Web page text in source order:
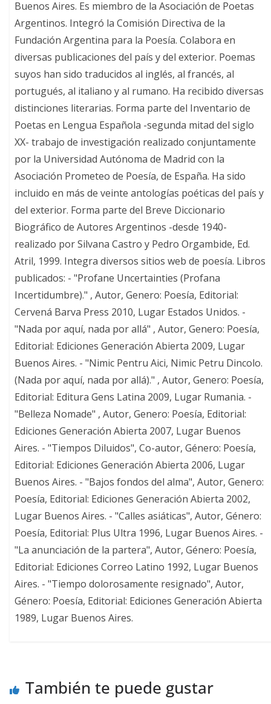
Buenos Aires. Es miembro de la Asociación de Poetas
Argentinos. Integró la Comisión Directiva de la
Fundación Argentina para la Poesía. Colabora en
diversas publicaciones del país y del exterior. Poemas
suyos han sido traducidos al inglés, al francés, al
portugués, al italiano y al rumano. Ha recibido diversas
distinciones literarias. Forma parte del Inventario de
Poetas en Lengua Española -segunda mitad del siglo
XX- trabajo de investigación realizado conjuntamente
por la Universidad Autónoma de Madrid con la
Asociación Prometeo de Poesía, de España. Ha sido
incluido en más de veinte antologías poéticas del país y
del exterior. Forma parte del Breve Diccionario
Biográfico de Autores Argentinos -desde 1940-
realizado por Silvana Castro y Pedro Orgambide, Ed.
Atril, 1999. Integra diversos sitios web de poesía. Libros
publicados: - "Profane Uncertainties (Profana
Incertidumbre)." , Autor, Genero: Poesía, Editorial:
Cervená Barva Press 2010, Lugar Estados Unidos. -
"Nada por aquí, nada por allá" , Autor, Genero: Poesía,
Editorial: Ediciones Generación Abierta 2009, Lugar
Buenos Aires. - "Nimic Pentru Aici, Nimic Petru Dincolo.
(Nada por aquí, nada por allá)." , Autor, Genero: Poesía,
Editorial: Editura Gens Latina 2009, Lugar Rumania. -
"Belleza Nomade" , Autor, Genero: Poesía, Editorial:
Ediciones Generación Abierta 2007, Lugar Buenos
Aires. - "Tiempos Diluidos", Co-autor, Género: Poesía,
Editorial: Ediciones Generación Abierta 2006, Lugar
Buenos Aires. - "Bajos fondos del alma", Autor, Genero:
Poesía, Editorial: Ediciones Generación Abierta 2002,
Lugar Buenos Aires. - "Calles asiáticas", Autor, Género:
Poesía, Editorial: Plus Ultra 1996, Lugar Buenos Aires. -
"La anunciación de la partera", Autor, Género: Poesía,
Editorial: Ediciones Correo Latino 1992, Lugar Buenos
Aires. - "Tiempo dolorosamente resignado", Autor,
Género: Poesía, Editorial: Ediciones Generación Abierta
1989, Lugar Buenos Aires.
También te puede gustar